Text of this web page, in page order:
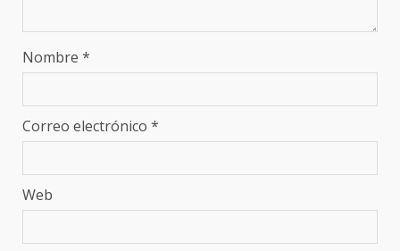
Nombre *
Correo electrónico *
Web